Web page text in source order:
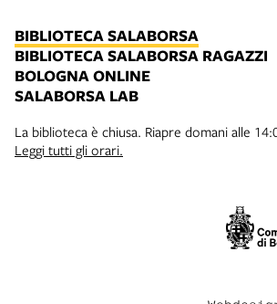
BIBLIOTECA SALABORSA
BIBLIOTECA SALABORSA RAGAZZI
BOLOGNA ONLINE
SALABORSA LAB
La biblioteca è chiusa. Riapre domani alle
Leggi tutti gli orari.